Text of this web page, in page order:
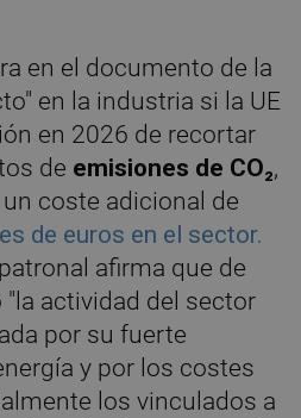
en el documento de la
en la industria si la UE
en 2026 de recortar
de emisiones de CO₂,
un coste adicional de
de euros en el sector.
afirma que de
actividad del sector
por su fuerte
y por los costes
los vinculados a